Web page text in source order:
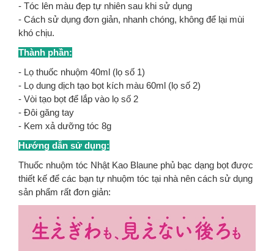
- Tóc lên màu đẹp tự nhiên sau khi sử dụng
- Cách sử dụng đơn giản, nhanh chóng, không để lại mùi
khó chịu.
Thành phần:
- Lọ thuốc nhuộm 40ml (lọ số 1)
- Lọ dung dịch tạo bọt kích màu 60ml (lọ số 2)
- Vòi tạo bọt để lắp vào lọ số 2
- Đôi găng tay
- Kem xả dưỡng tóc 8g
Hướng dẫn sử dụng:
Thuốc nhuộm tóc Nhật Kao Blaune phủ bạc dạng bọt được
thiết kế để các bạn tự nhuộm tóc tại nhà nên cách sử dụng
sản phẩm rất đơn giản: